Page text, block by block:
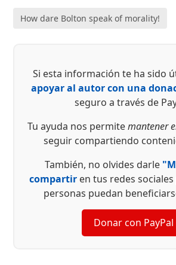
How dare Bolton speak of morality!
Si esta información te ha sido
apoyar al autor con una
seguro a través de
Tu ayuda nos permitemantener
seguir compartiendo
También, no olvides darle
compartir en tus redes
personas puedan
Donar con PayPal